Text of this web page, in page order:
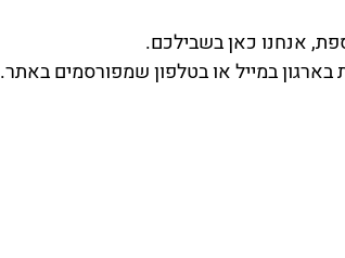
אנחנו כאן בשבילכם.
בארגון במייל או בטלפון שמפורסמים באתר.